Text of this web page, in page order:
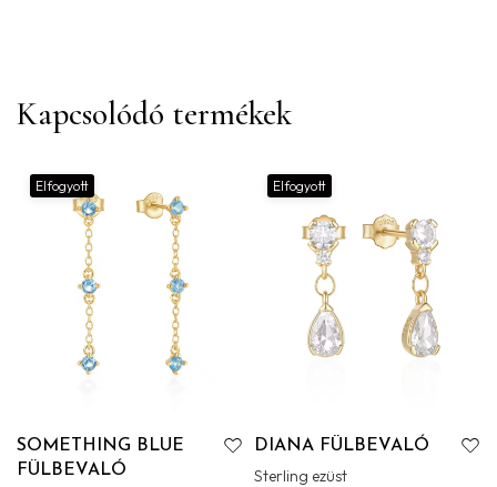
Kapcsolódó termékek
Elfogyott
SOMETHING BLUE
FÜLBEVALÓ
Elfogyott
DIANA FÜLBEVALÓ
Sterling ezüst